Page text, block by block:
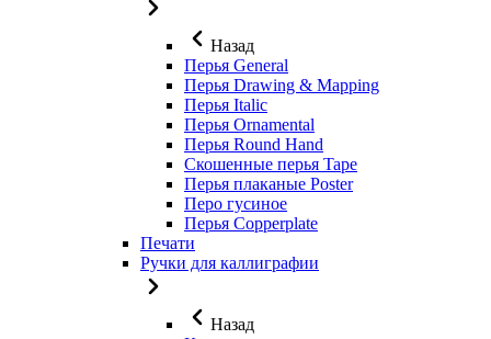
Назад
Перья General
Перья Drawing & Mapping
Перья Italic
Перья Ornamental
Перья Round Hand
Скошенные перья Tape
Перья плаканые Poster
Перо гусиное
Перья Copperplate
Печати
Ручки для каллиграфии
Назад